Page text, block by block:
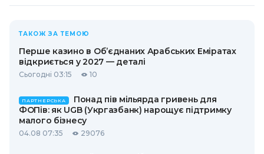
ТАКОЖ ЗА ТЕМОЮ
Перше казино в Об’єднаних Арабських Еміратах
відкриється у 2027 — деталі
Сьогодні 03:15 10
ПАРТНЕРСЬКА
Понад пів мільярда гривень для
ФОПів: як UGB (Укргазбанк) нарощує підтримку
малого бізнесу
04.08 07:35 29076